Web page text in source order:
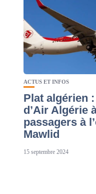
ACTUS ET INFOS
Plat algérien
d’Air Algérie
passagers à
Mawlid
15 septembre 2024